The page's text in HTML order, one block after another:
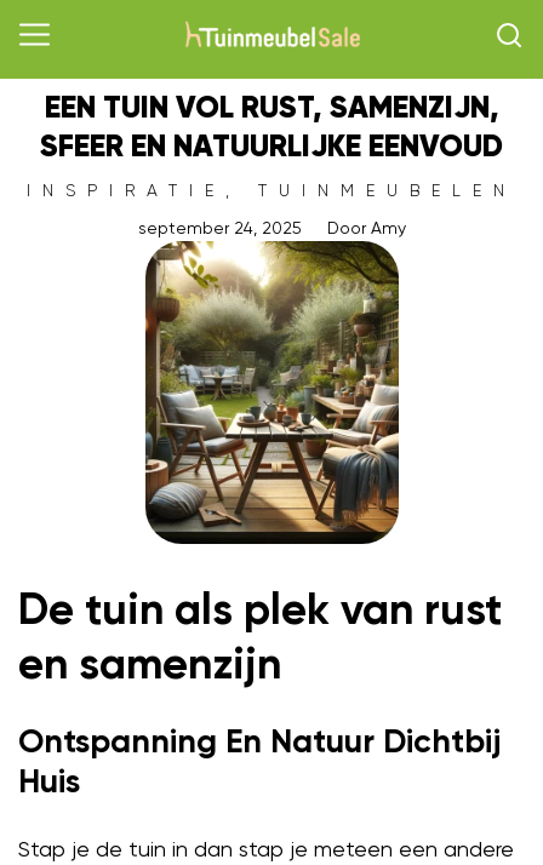
EEN TUIN VOL RUST, SAMENZIJN,
SFEER EN NATUURLIJKE EENVOUD
INSPIRATIE
TUINMEUBELEN
september 24, 2025
DoorAmy
De tuin als plek van rust
en samenzijn
Ontspanning En Natuur Dichtbij
Huis
Stap je de tuin in dan stap je meteen een andere